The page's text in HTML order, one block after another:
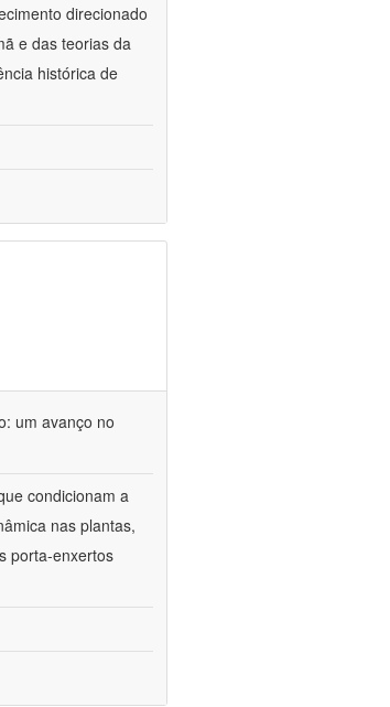
direcionado
e das teorias da
histórica de
um avanço no
condicionam a
nas plantas,
porta-enxertos